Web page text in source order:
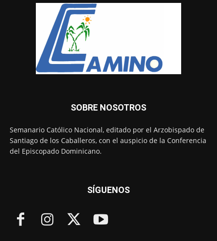
SOBRE NOSOTROS
Semanario Católico Nacional, editado por el Arzobispado de
Santiago de los Caballeros, con el auspicio de la Conferencia
del Episcopado Dominicano.
SÍGUENOS